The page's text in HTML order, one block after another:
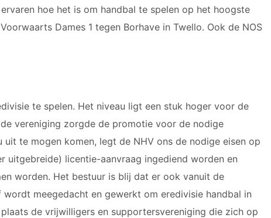
hoe het is om handbal te spelen op het hoogste
Dames 1 tegen Borhave in Twello. Ook de NOS
te spelen. Het niveau ligt een stuk hoger voor de
vereniging zorgde de promotie voor de nodige
te mogen komen, legt de NHV ons de nodige eisen op
uitgebreide) licentie-aanvraag ingediend worden en
worden. Het bestuur is blij dat er ook vanuit de
meegedacht en gewerkt om eredivisie handbal in
de vrijwilligers en supportersvereniging die zich op